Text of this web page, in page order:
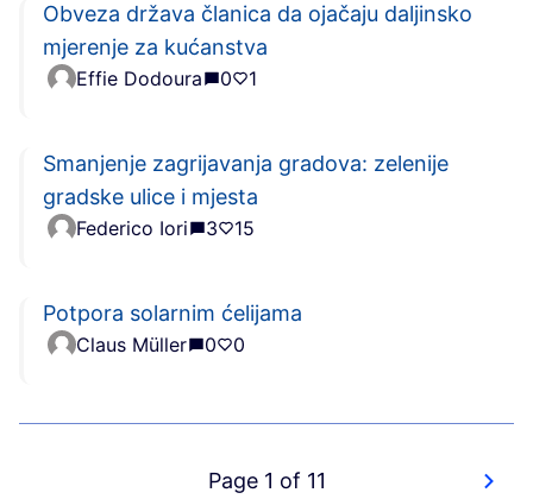
Obveza država članica da ojačaju daljinsko
mjerenje za kućanstva
Effie Dodoura 0 1
Smanjenje zagrijavanja gradova: zelenije
gradske ulice i mjesta
Federico Iori 3 15
Potpora solarnim ćelijama
Claus Müller 0 0
Page 1 of 11